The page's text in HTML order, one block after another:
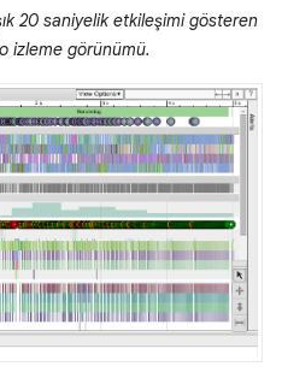
20 saniyelik etkileşimi gösteren
izleme görünümü.